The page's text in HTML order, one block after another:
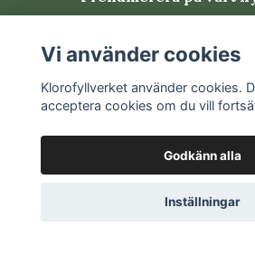
Vi använder cookies
Klorofyllverket använder cookies.
acceptera cookies om du vill
Godkänn alla
Inställningar